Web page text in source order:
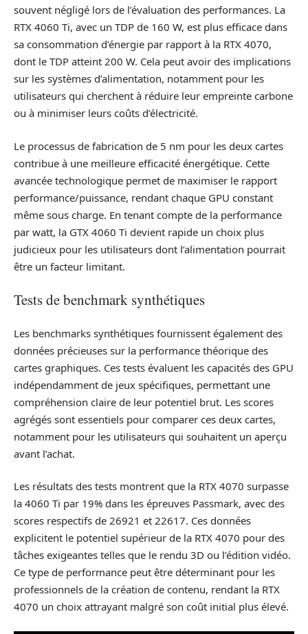
souvent négligé lors de l’évaluation des performances. La
RTX 4060 Ti, avec un TDP de 160 W, est plus efficace dans
sa consommation d’énergie par rapport à la RTX 4070,
dont le TDP atteint 200 W. Cela peut avoir des implications
sur les systèmes d’alimentation, notamment pour les
utilisateurs qui cherchent à réduire leur empreinte carbone
ou à minimiser leurs coûts d’électricité.
Le processus de fabrication de 5 nm pour les deux cartes
contribue à une meilleure efficacité énergétique. Cette
avancée technologique permet de maximiser le rapport
performance/puissance, rendant chaque GPU constant
même sous charge. En tenant compte de la performance
par watt, la GTX 4060 Ti devient rapide un choix plus
judicieux pour les utilisateurs dont l’alimentation pourrait
être un facteur limitant.
Tests de benchmark synthétiques
Les benchmarks synthétiques fournissent également des
données précieuses sur la performance théorique des
cartes graphiques. Ces tests évaluent les capacités des GPU
indépendamment de jeux spécifiques, permettant une
compréhension claire de leur potentiel brut. Les scores
agrégés sont essentiels pour comparer ces deux cartes,
notamment pour les utilisateurs qui souhaitent un aperçu
avant l’achat.
Les résultats des tests montrent que la RTX 4070 surpasse
la 4060 Ti par 19% dans les épreuves Passmark, avec des
scores respectifs de 26921 et 22617. Ces données
explicitent le potentiel supérieur de la RTX 4070 pour des
tâches exigeantes telles que le rendu 3D ou l’édition vidéo.
Ce type de performance peut être déterminant pour les
professionnels de la création de contenu, rendant la RTX
4070 un choix attrayant malgré son coût initial plus élevé.